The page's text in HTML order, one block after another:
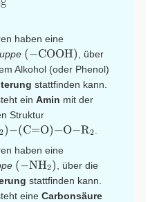
haben eine
\left(
\ce{-
COOH}
\right)
(−COOH)
, über
Alkohol (oder Phenol)
stattfinden kann.
ein Amin mit der
Struktur
(NH2)-
(C=O)-
O-R2}
X
2)−(C=O)−O−RX
2
haben eine
\left(
\ce{-
NH2}
(−NHX
2)
, über die
stattfinden kann.
eine Carbonsäure